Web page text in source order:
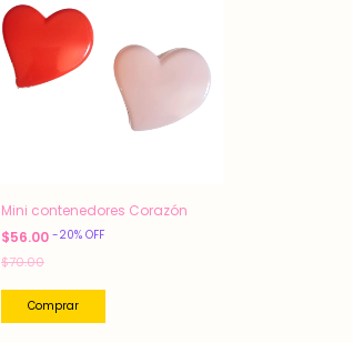
Mini contenedores Corazón
$56.00 -20% OFF
$70.00